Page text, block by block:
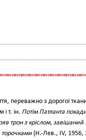
переважно з дорогої
т. ін. Потім Патланта
трон з кріслом,
торочками (Н.-Лев., IV, 1956,